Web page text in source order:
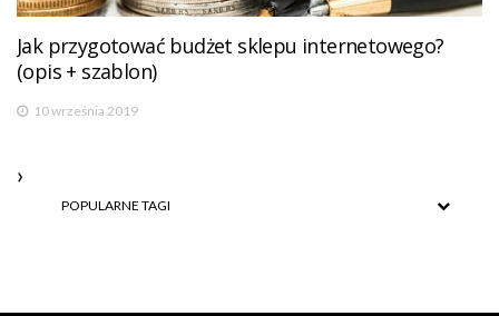
Jak przygotować budżet sklepu internetowego?
(opis + szablon)
10 września 2019
POPULARNE TAGI